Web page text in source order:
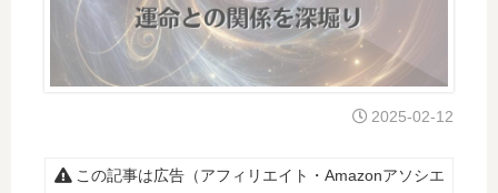
2025-02-12
この記事は広告（アフィリエイト・Amazonアソシエ